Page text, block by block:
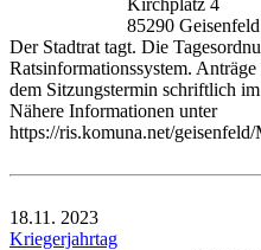
Kirchplatz 4
85290 Geisenfeld
Der Stadtrat tagt. Die
Ratsinformationssystem.
dem Sitzungstermin schriftlich
Nähere Informationen unter
https://ris.komuna.net/
18.11. 2023
Kriegerjahrtag